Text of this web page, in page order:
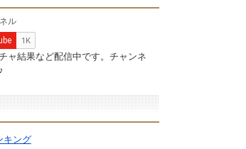
ャ結果など配信中です。チャンネ
キング